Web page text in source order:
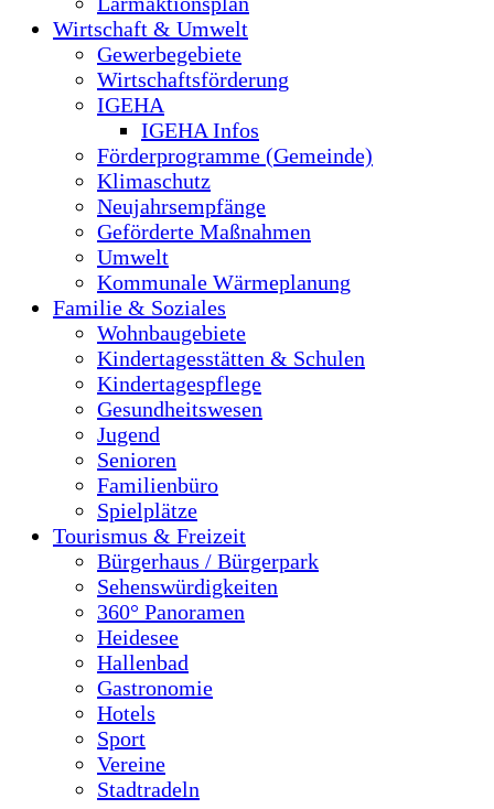
Wirtschaft & Umwelt
Gewerbegebiete
Wirtschaftsförderung
IGEHA
IGEHA Infos
Förderprogramme (Gemeinde)
Klimaschutz
Neujahrsempfänge
Geförderte Maßnahmen
Umwelt
Kommunale Wärmeplanung
Familie & Soziales
Wohnbaugebiete
Kindertagesstätten & Schulen
Kindertagespflege
Gesundheitswesen
Jugend
Senioren
Familienbüro
Spielplätze
Tourismus & Freizeit
Bürgerhaus / Bürgerpark
Sehenswürdigkeiten
360° Panoramen
Heidesee
Hallenbad
Gastronomie
Hotels
Sport
Vereine
Stadtradeln